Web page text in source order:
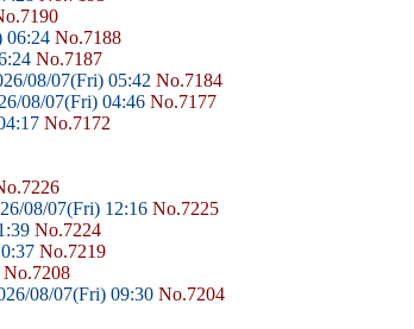
06:24 No.7188
No.7187
08/07(Fri) 05:42 No.7184
08/07(Fri) 04:46 No.7177
No.7172
08/07(Fri) 12:16 No.7225
No.7224
No.7219
No.7208
08/07(Fri) 09:30 No.7204